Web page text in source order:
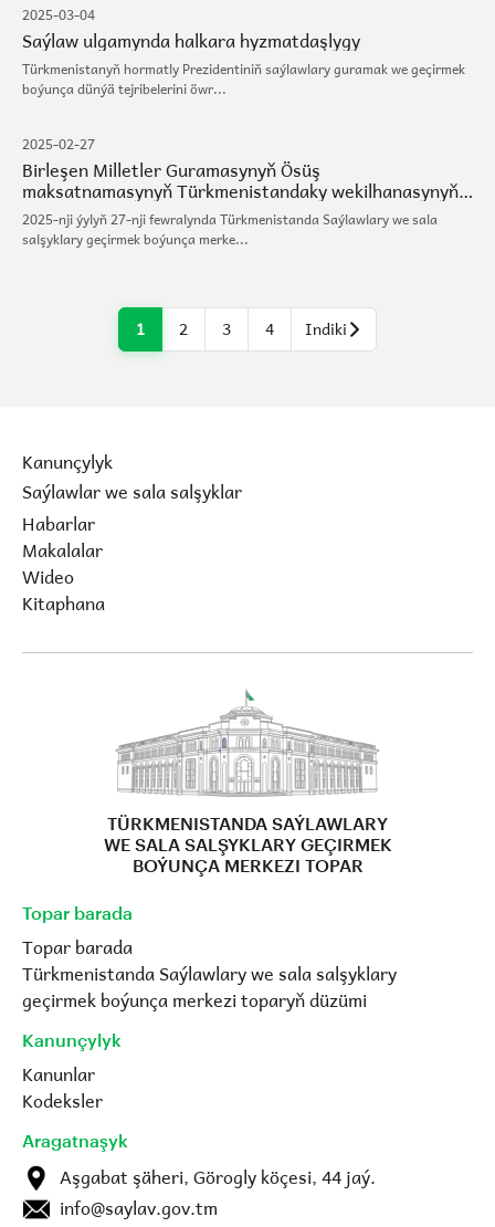
2025-03-04
Saýlaw ulgamynda halkara hyzmatdaşlygy
Türkmenistanyň hormatly Prezidentiniň saýlawlary guramak we geçirmek
boýunça dünýä tejribelerini öwr...
2025-02-27
Birleşen Milletler Guramasynyň Ösüş
maksatnamasynyň Türkmenistandaky wekilhanasynyň
wekilleri bilen duşuşyk geçirildi
2025-nji ýylyň 27-nji fewralynda Türkmenistanda Saýlawlary we sala
salşyklary geçirmek boýunça merke...
1 2 3 4 Indiki
Kanunçylyk
Saýlawlar we sala salşyklar
Habarlar
Makalalar
Wideo
Kitaphana
TÜRKMENISTANDA SAÝLAWLARY
WE SALA SALŞYKLARY GEÇIRMEK
BOÝUNÇA MERKEZI TOPAR
Topar barada
Topar barada
Türkmenistanda Saýlawlary we sala salşyklary
geçirmek boýunça merkezi toparyň düzümi
Kanunçylyk
Kanunlar
Kodeksler
Aragatnaşyk
Aşgabat şäheri, Görogly köçesi, 44 jaý.
info@saylav.gov.tm